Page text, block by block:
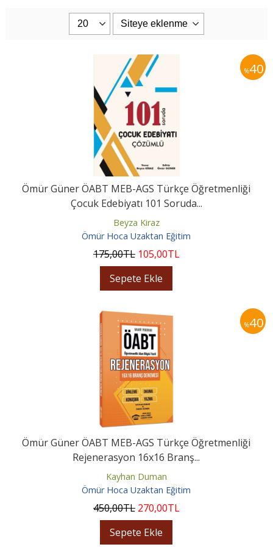
%40
Ömür Güner ÖABT MEB-AGS Türkçe Öğretmenliği
Çocuk Edebiyatı 101 Soruda...
Beyza Kiraz
Ömür Hoca Uzaktan Eğitim
175,00TL 105,00TL
Sepete Ekle
%40
Ömür Güner ÖABT MEB-AGS Türkçe Öğretmenliği
Rejenerasyon 16x16 Branş...
Kayhan Duman
Ömür Hoca Uzaktan Eğitim
450,00TL 270,00TL
Sepete Ekle